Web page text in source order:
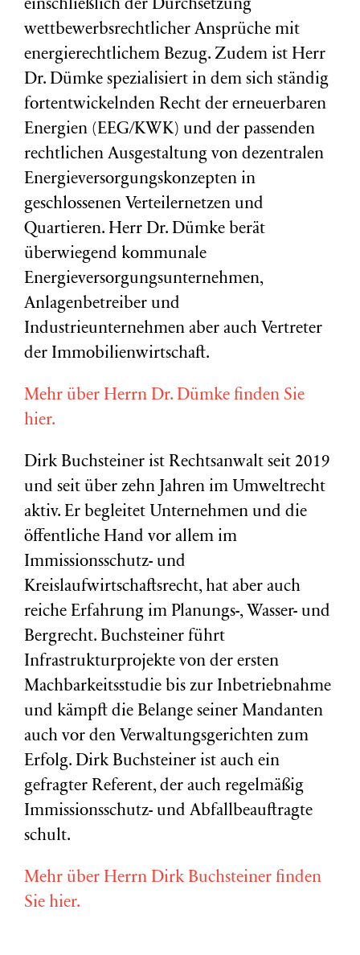
einschließlich der Durchsetzung
wettbewerbsrechtlicher Ansprüche mit
energierechtlichem Bezug. Zudem ist Herr
Dr. Dümke spezialisiert in dem sich ständig
fortentwickelnden Recht der erneuerbaren
Energien (EEG/KWK) und der passenden
rechtlichen Ausgestaltung von dezentralen
Energieversorgungskonzepten in
geschlossenen Verteilernetzen und
Quartieren. Herr Dr. Dümke berät
überwiegend kommunale
Energieversorgungsunternehmen,
Anlagenbetreiber und
Industrieunternehmen aber auch Vertreter
der Immobilienwirtschaft.
Mehr über Herrn Dr. Dümke finden Sie
hier.
Dirk Buchsteiner ist Rechtsanwalt seit 2019
und seit über zehn Jahren im Umweltrecht
aktiv. Er begleitet Unternehmen und die
öffentliche Hand vor allem im
Immissionsschutz- und
Kreislaufwirtschaftsrecht, hat aber auch
reiche Erfahrung im Planungs-, Wasser- und
Bergrecht. Buchsteiner führt
Infrastrukturprojekte von der ersten
Machbarkeitsstudie bis zur Inbetriebnahme
und kämpft die Belange seiner Mandanten
auch vor den Verwaltungsgerichten zum
Erfolg. Dirk Buchsteiner ist auch ein
gefragter Referent, der auch regelmäßig
Immissionsschutz- und Abfallbeauftragte
schult.
Mehr über Herrn Dirk Buchsteiner finden
Sie hier.